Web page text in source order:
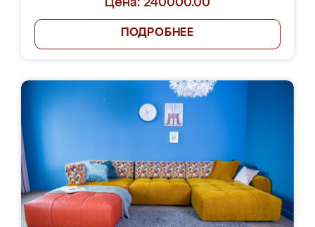
Цена: 240000.00
ПОДРОБНЕЕ